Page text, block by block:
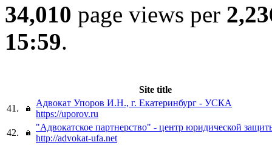
34,010 page views per
15:59.
Site title
41.
Адвокат Упоров И.Н., г. Екатеринбург - УСКА
https://uporov.ru
42.
"Адвокатское партнерство" - центр юридической
http://advokat-ufa.net